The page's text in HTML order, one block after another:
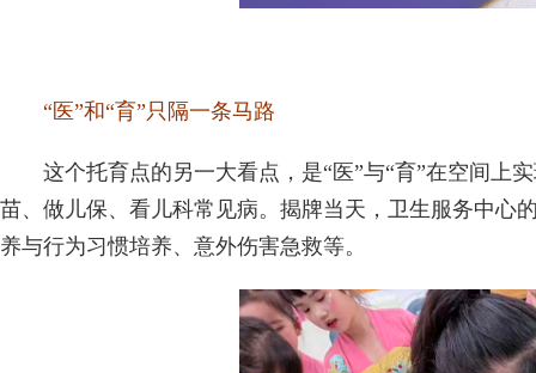
“医”和“育”只隔一条马路
这个托育点的另一大看点，是“医”与“育”在空间上
苗、做儿保、看儿科常见病。揭牌当天，卫生服务中心
养与行为习惯培养、意外伤害急救等。